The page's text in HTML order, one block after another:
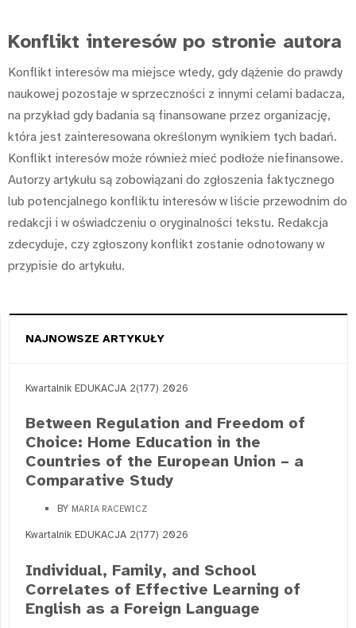
Konflikt interesów po stronie autora
Konflikt interesów ma miejsce wtedy, gdy dążenie do prawdy
naukowej pozostaje w sprzeczności z innymi celami badacza,
na przykład gdy badania są finansowane przez organizację,
która jest zainteresowana określonym wynikiem tych badań.
Konflikt interesów może również mieć podłoże niefinansowe.
Autorzy artykułu są zobowiązani do zgłoszenia faktycznego
lub potencjalnego konfliktu interesów w liście przewodnim do
redakcji i w oświadczeniu o oryginalności tekstu. Redakcja
zdecyduje, czy zgłoszony konflikt zostanie odnotowany w
przypisie do artykułu.
NAJNOWSZE ARTYKUŁY
Kwartalnik EDUKACJA 2(177) 2026
Between Regulation and Freedom of
Choice: Home Education in the
Countries of the European Union – a
Comparative Study
BY MARIA RACEWICZ
Kwartalnik EDUKACJA 2(177) 2026
Individual, Family, and School
Correlates of Effective Learning of
English as a Foreign Language